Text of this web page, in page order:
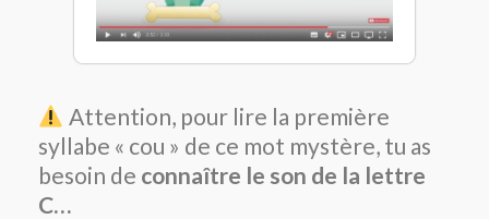
Attention, pour lire la première
syllabe « cou » de ce mot mystère, tu as
besoin de connaître le son de la lettre
C…